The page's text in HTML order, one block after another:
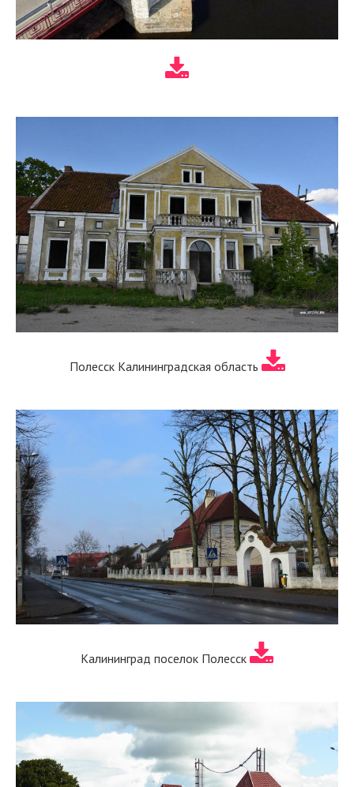
Полесск Калининградская область
Калининград поселок Полесск